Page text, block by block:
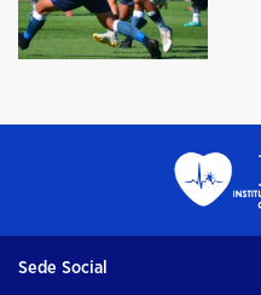
Sede Social